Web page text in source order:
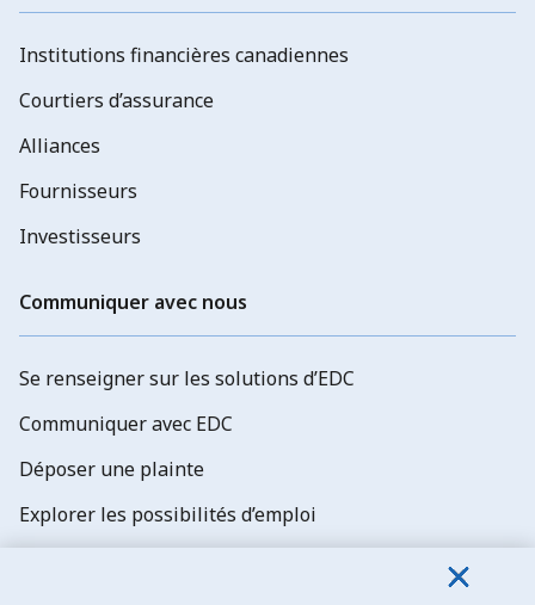
Institutions financières canadiennes
Courtiers d’assurance
Alliances
Fournisseurs
Investisseurs
Communiquer avec nous
Se renseigner sur les solutions d’EDC
Communiquer avec EDC
Déposer une plainte
Explorer les possibilités d’emploi